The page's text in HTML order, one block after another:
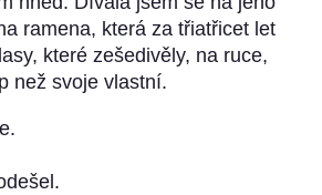
ramena, která za třiatřicet let
které zešedivěly, na ruce,
než svoje vlastní.